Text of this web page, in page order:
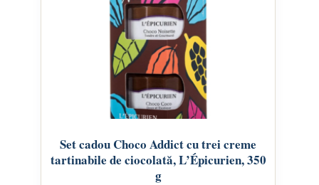
Set cadou Choco Addict cu trei creme
tartinabile de ciocolată, L’Épicurien, 350
g